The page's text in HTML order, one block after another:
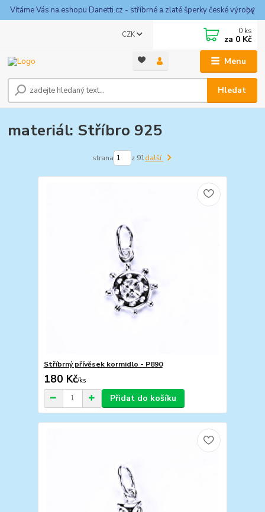
Vítáme Vás na eshopu Danetti.cz - stříbrné a zlaté šperky české výroby
Menu
CZK
Hledat
0 ks
za 0 Kč
materiál: Stříbro 925
strana z 91další
Stříbrný přívěsek kormidlo - P890
180 Kč/ks
Přidat do košíku